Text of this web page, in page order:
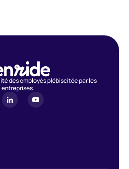
des employés plébiscitée par les
entreprises.